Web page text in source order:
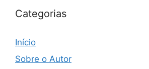
Categorias
Início
Sobre o Autor